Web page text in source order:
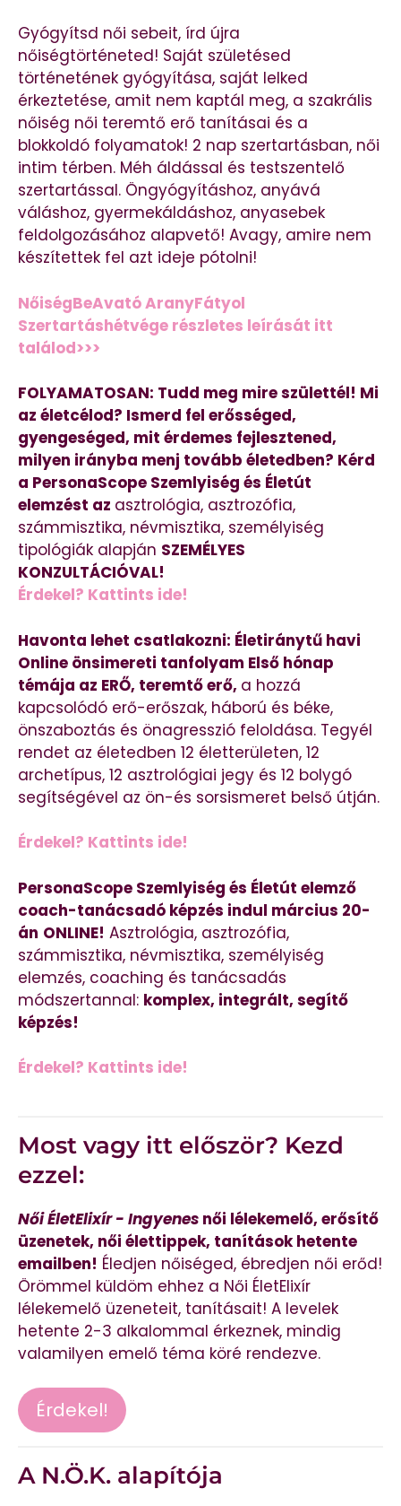
Gyógyítsd női sebeit, írd újra
nőiségtörténeted! Saját születésed
történetének gyógyítása, saját lelked
érkeztetése, amit nem kaptál meg, a szakrális
nőiség női teremtő erő tanításai és a
blokkoldó folyamatok! 2 nap szertartásban, női
intim térben. Méh áldással és testszentelő
szertartással. Öngyógyításhoz, anyává
váláshoz, gyermekáldáshoz, anyasebek
feldolgozásához alapvető! Avagy, amire nem
készítettek fel azt ideje pótolni!
NőiségBeAvató AranyFátyol
Szertartáshétvége részletes leírását itt
találod>>>
FOLYAMATOSAN: Tudd meg mire születtél! Mi
az életcélod? Ismerd fel erősséged,
gyengeséged, mit érdemes fejlesztened,
milyen irányba menj tovább életedben? Kérd
a PersonaScope Szemlyiség és Életút
elemzést az asztrológia, asztrozófia,
számmisztika, névmisztika, személyiség
tipológiák alapján SZEMÉLYES
KONZULTÁCIÓVAL!
Érdekel? Kattints ide!
Havonta lehet csatlakozni: Életiránytű havi
Online önsimereti tanfolyam Első hónap
témája az ERŐ, teremtő erő, a hozzá
kapcsolódó erő-erőszak, háború és béke,
önszaboztás és önagresszió feloldása. Tegyél
rendet az életedben 12 életterületen, 12
archetípus, 12 asztrológiai jegy és 12 bolygó
segítségével az ön-és sorsismeret belső útján.
Érdekel? Kattints ide!
PersonaScope Szemlyiség és Életút elemző
coach-tanácsadó képzés indul március 20-
án ONLINE! Asztrológia, asztrozófia,
számmisztika, névmisztika, személyiség
elemzés, coaching és tanácsadás
módszertannal: komplex, integrált, segítő
képzés!
Érdekel? Kattints ide!
Most vagy itt először? Kezd
ezzel:
Női ÉletElixír - Ingyenes női lélekemelő, erősítő
üzenetek, női élettippek, tanítások hetente
emailben! Éledjen nőiséged, ébredjen női erőd!
Örömmel küldöm ehhez a Női ÉletElixír
lélekemelő üzeneteit, tanításait! A levelek
hetente 2-3 alkalommal érkeznek, mindig
valamilyen emelő téma köré rendezve.
Érdekel!
A N.Ö.K. alapítója